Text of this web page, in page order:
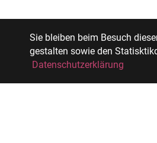
Sie bleiben beim Besuch
gestalten sowie den
Datenschutzerklärung